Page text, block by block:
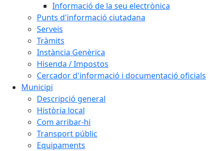
Informació de la seu electrònica
Punts d'informació ciutadana
Serveis
Tràmits
Instància Genèrica
Hisenda / Impostos
Cercador d'informació i documentació oficials
Municipi
Descripció general
Història local
Com arribar-hi
Transport públic
Equipaments